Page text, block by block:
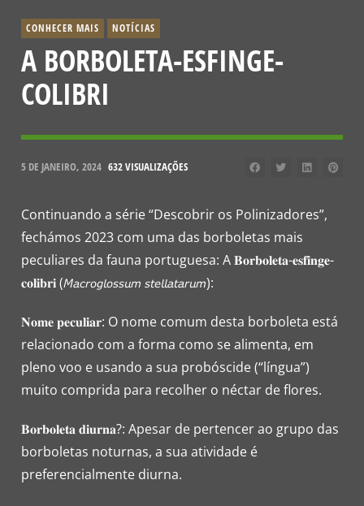
CONHECER MAIS NOTÍCIAS
A BORBOLETA-ESFINGE-
COLIBRI
5 DE JANEIRO, 2024 632 VISUALIZAÇÕES
Continuando a série “Descobrir os Polinizadores”,
fechámos 2023 com uma das borboletas mais
peculiares da fauna portuguesa: A 𝐁𝐨𝐫𝐛𝐨𝐥𝐞𝐭𝐚-𝐞𝐬𝐟𝐢𝐧𝐠𝐞-
𝐜𝐨𝐥𝐢𝐛𝐫𝐢 (𝘔𝘢𝘤𝘳𝘰𝘨𝘭𝘰𝘴𝘴𝘶𝘮 𝘴𝘵𝘦𝘭𝘭𝘢𝘵𝘢𝘳𝘶𝘮):
𝐍𝐨𝐦𝐞 𝐩𝐞𝐜𝐮𝐥𝐢𝐚𝐫: O nome comum desta borboleta está
relacionado com a forma como se alimenta, em
pleno voo e usando a sua probóscide (“língua”)
muito comprida para recolher o néctar de flores.
𝐁𝐨𝐫𝐛𝐨𝐥𝐞𝐭𝐚 𝐝𝐢𝐮𝐫𝐧𝐚?: Apesar de pertencer ao grupo das
borboletas noturnas, a sua atividade é
preferencialmente diurna.